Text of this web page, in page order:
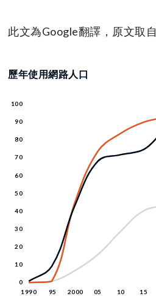
此文為Google翻譯，原文取自
歷年使用網路人口